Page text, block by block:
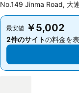
No.149 Jinma Road, 大
最安値 ￥5,002
2件のサイトの料金を
最安値 ￥5,002
2件のサイトの料金を